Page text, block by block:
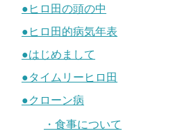
●ヒロ田の頭の中
●ヒロ田的病気年表
●はじめまして
●タイムリーヒロ田
●クローン病
・食事について